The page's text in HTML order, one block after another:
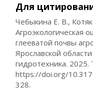
Для
Чебыкина Е. В.,
Агроэкологическая
глееватой почвы
Ярославской
гидротехника.
https://doi.org/
328.